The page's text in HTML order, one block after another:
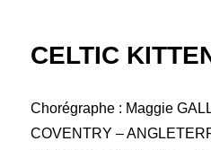
CELTIC
Chorégraphe : Maggie
COVENTRY –